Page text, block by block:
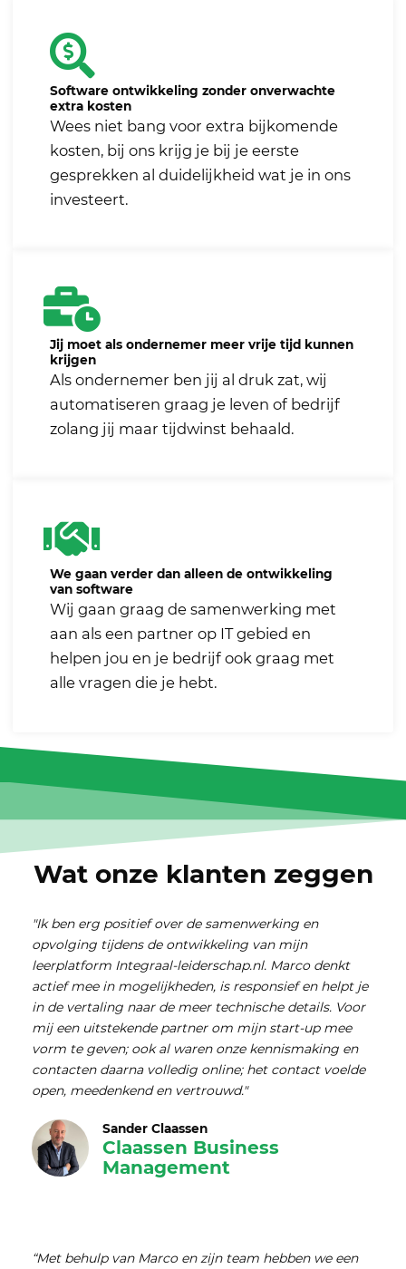
Software ontwikkeling zonder onverwachte
extra kosten
Wees niet bang voor extra bijkomende
kosten, bij ons krijg je bij je eerste
gesprekken al duidelijkheid wat je in ons
investeert.
Jij moet als ondernemer meer vrije tijd kunnen
krijgen
Als ondernemer ben jij al druk zat, wij
automatiseren graag je leven of bedrijf
zolang jij maar tijdwinst behaald.
We gaan verder dan alleen de ontwikkeling
van software
Wij gaan graag de samenwerking met
aan als een partner op IT gebied en
helpen jou en je bedrijf ook graag met
alle vragen die je hebt.
Wat onze klanten zeggen
"Ik ben erg positief over de samenwerking en
opvolging tijdens de ontwikkeling van mijn
leerplatform Integraal-leiderschap.nl. Marco denkt
actief mee in mogelijkheden, is responsief en helpt je
in de vertaling naar de meer technische details. Voor
mij een uitstekende partner om mijn start-up mee
vorm te geven; ook al waren onze kennismaking en
contacten daarna volledig online; het contact voelde
open, meedenkend en vertrouwd."
Sander Claassen
Claassen Business
Management
“Met behulp van Marco en zijn team hebben we een